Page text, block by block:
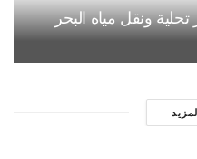
ونقل مياه البحر